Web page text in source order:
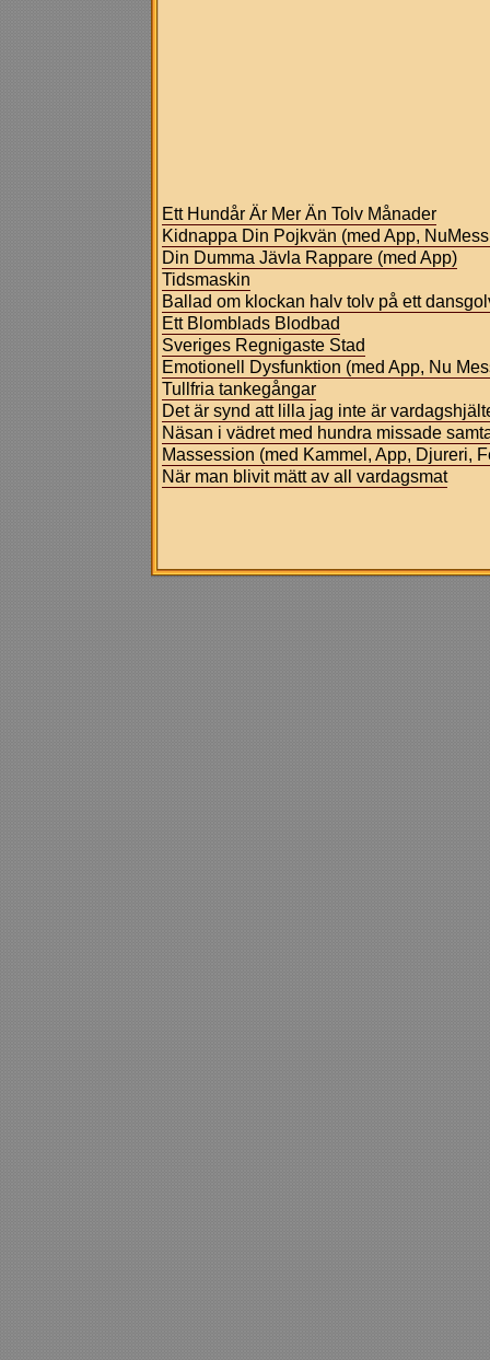
Ett Hundår Är Mer Än Tolv Månader
Kidnappa Din Pojkvän (med App,
Din Dumma Jävla Rappare (med App)
Tidsmaskin
Ballad om klockan halv tolv på ett
Ett Blomblads Blodbad
Sveriges Regnigaste Stad
Emotionell Dysfunktion (med App, Nu
Tullfria tankegångar
Det är synd att lilla jag inte är
Näsan i vädret med hundra missade
Massession (med Kammel, App, Djureri,
När man blivit mätt av all vardagsmat